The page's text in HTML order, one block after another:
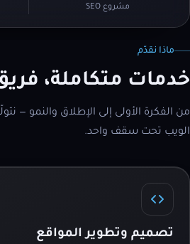
مشروع SEO
ماذا نقدّم
خدمات متكاملة،
من الفكرة الأولى إلى الإطلاق والنمو —
الويب تحت سقف واحد.
تصميم وتطوير المواقع